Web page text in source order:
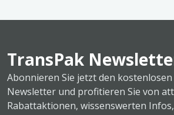
TransPak
Abonnieren Sie jetzt den
Newsletter und profitieren Sie von
Rabattaktionen, wissenswerten Infos,